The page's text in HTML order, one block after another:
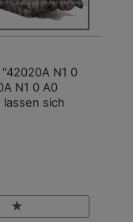
N1 0
N1 0 A0
lassen sich